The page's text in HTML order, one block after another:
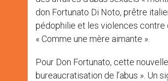
don Fortunato Di Noto, prêtre
pédophilie et les violences
« Comme une mère aimante ».
Pour Don Fortunato, cette
bureaucratisation de l’abus ». Un